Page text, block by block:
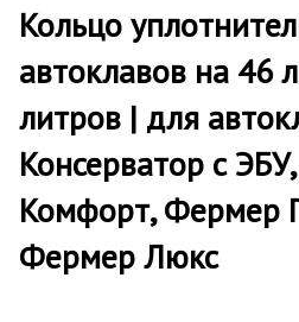
Кольцо
автоклавов на 46
литров | для
Консерватор с
Комфорт, Фермер
Фермер Люкс